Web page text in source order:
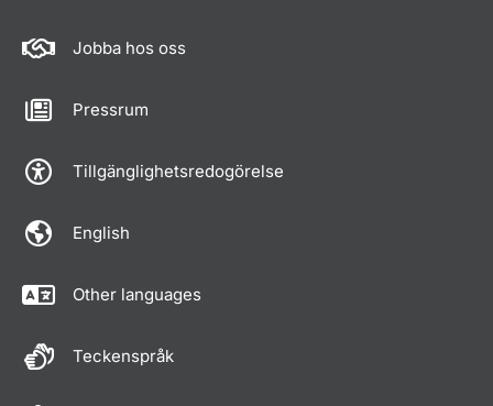
Jobba hos oss
Pressrum
Tillgänglighetsredogörelse
English
Other languages
Teckenspråk